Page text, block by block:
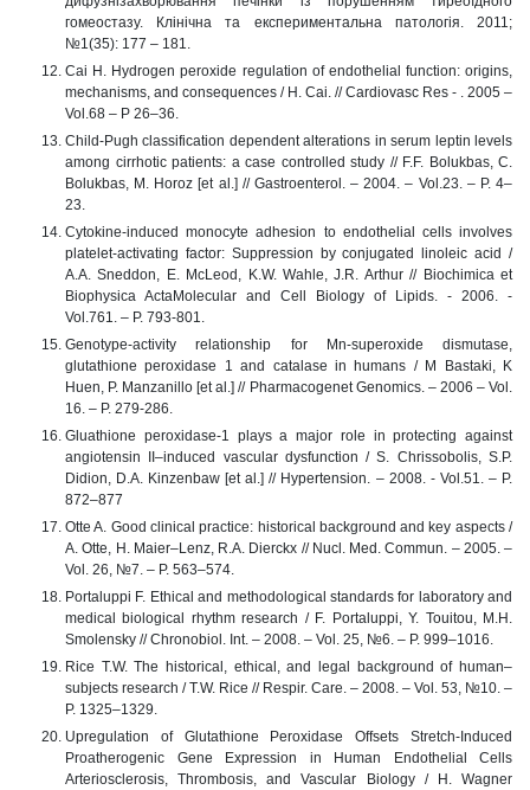
гомеостазу. Клінічна та експериментальна патологія. 2011;
№1(35): 177 – 181.
Cai H. Hydrogen peroxide regulation of endothelial function: origins,
mechanisms, and consequences / H. Cai. // Cardiovasc Res - . 2005 –
Vol.68 – P 26–36.
Child-Pugh classification dependent alterations in serum leptin levels
among cirrhotic patients: a case controlled study // F.F. Bolukbas, C.
Bolukbas, M. Horoz [et al.] // Gastroenterol. – 2004. – Vol.23. – Р. 4–
23.
Cytokine-induced monocyte adhesion to endothelial cells involves
platelet-activating factor: Suppression by conjugated linoleic acid /
A.A. Sneddon, E. McLeod, K.W. Wahle, J.R. Arthur // Biochimica et
Biophysica ActaMolecular and Cell Biology of Lipids. - 2006. -
Vol.761. – Р. 793-801.
Genotype-activity relationship for Mn-superoxide dismutase,
glutathione peroxidase 1 and catalase in humans / M Bastaki, K
Huen, P. Manzanillo [et al.] // Pharmacogenet Genomics. – 2006 – Vol.
16. – Р. 279-286.
Gluathione peroxidase-1 plays a major role in protecting against
angiotensin II–induced vascular dysfunction / S. Chrissobolis, S.P.
Didion, D.A. Kinzenbaw [et al.] // Hypertension. – 2008. - Vol.51. – Р.
872–877
Otte A. Good clinical practice: historical background and key aspects /
A. Otte, H. Maier–Lenz, R.A. Dierckx // Nucl. Med. Commun. – 2005. –
Vol. 26, №7. – P. 563–574.
Portaluppi F. Ethical and methodological standards for laboratory and
medical biological rhythm research / F. Portaluppi, Y. Touitou, M.H.
Smolensky // Chronobiol. Int. – 2008. – Vol. 25, №6. – P. 999–1016.
Rice T.W. The historical, ethical, and legal background of human–
subjects research / T.W. Rice // Respir. Care. – 2008. – Vol. 53, №10. –
P. 1325–1329.
Upregulation of Glutathione Peroxidase Offsets Stretch-Induced
Proatherogenic Gene Expression in Human Endothelial Cells
Arteriosclerosis, Thrombosis, and Vascular Biology / H. Wagner